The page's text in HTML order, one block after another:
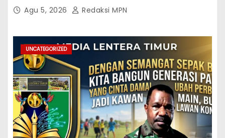
KADES DAN GPN 08
Agu 5, 2026 Redaksi MPN
UNCATEGORIZED